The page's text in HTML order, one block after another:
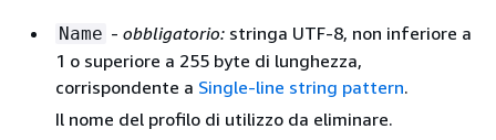
Name - obbligatorio: stringa UTF-8, non inferiore a
1 o superiore a 255 byte di lunghezza,
corrispondente a Single-line string pattern.
Il nome del profilo di utilizzo da eliminare.